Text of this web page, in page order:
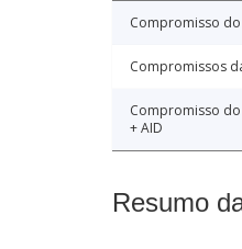
Compromisso do
Compromissos
Compromisso do
+ AID
Resumo